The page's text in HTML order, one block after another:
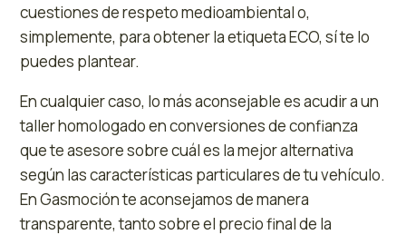
cuestiones de respeto medioambiental o,
simplemente, para obtener la etiqueta ECO, sí te lo
puedes plantear.
En cualquier caso, lo más aconsejable es acudir a un
taller homologado en conversiones de confianza
que te asesore sobre cuál es la mejor alternativa
según las características particulares de tu vehículo.
En Gasmoción te aconsejamos de manera
transparente, tanto sobre el precio final de la